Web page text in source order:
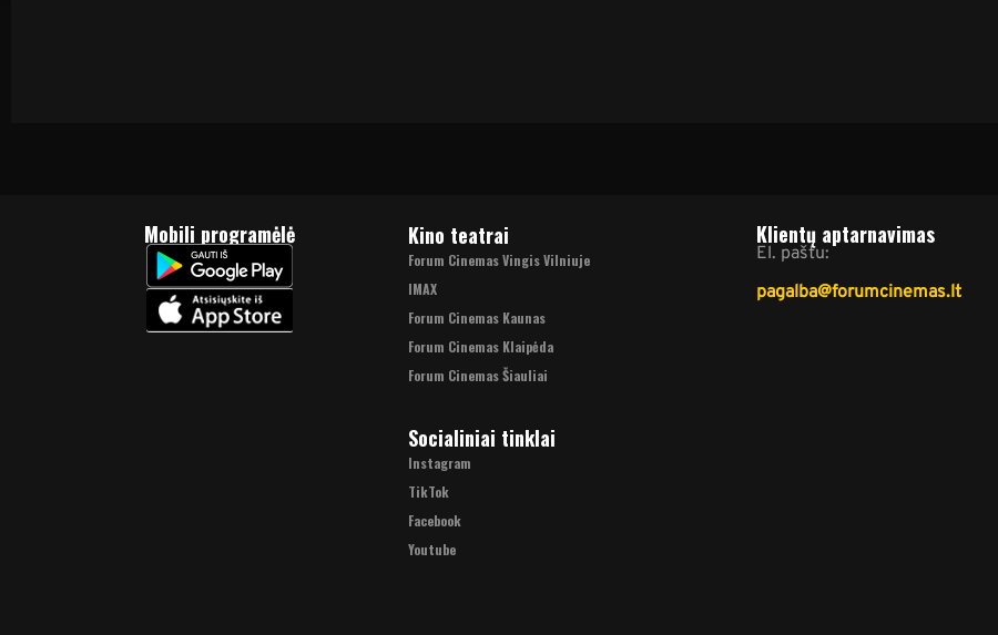
Mobili programėlė Kino teatrai
Forum Cinemas Vingis Vilniuje
IMAX
Forum Cinemas Kaunas
Forum Cinemas Klaipėda
Forum Cinemas Šiauliai
Socialiniai tinklai
Instagram
TikTok
Facebook
Youtube
Klientų aptarnavimas
El. paštu:
pagalba@forumcinemas.lt